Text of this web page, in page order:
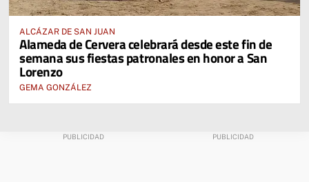
ALCÁZAR DE SAN JUAN
Alameda de Cervera celebrará desde este fin de
semana sus fiestas patronales en honor a San
Lorenzo
GEMA GONZÁLEZ